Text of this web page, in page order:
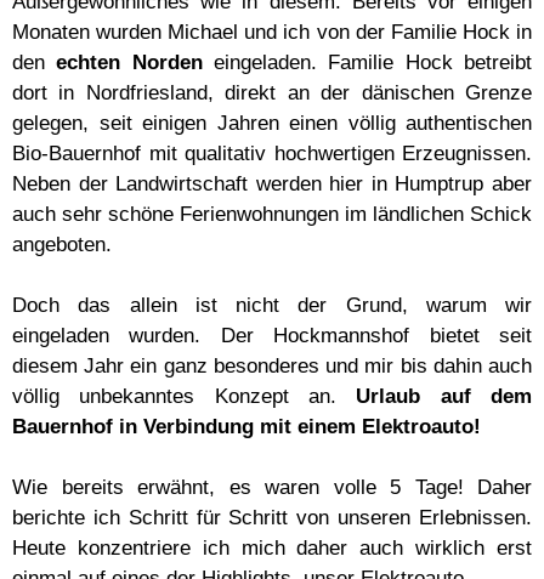
Monaten wurden Michael und ich von der Familie Hock in
denechten Nordeneingeladen. Familie Hock betreibt
dort in Nordfriesland, direkt an der dänischen Grenze
gelegen, seit einigen Jahren einen völlig authentischen
Bio-Bauernhof mit qualitativ hochwertigen Erzeugnissen.
Neben der Landwirtschaft werden hier in Humptrup aber
auch sehr schöne Ferienwohnungen im ländlichen Schick
angeboten.
Doch das allein ist nicht der Grund, warum wir
eingeladen wurden. Der Hockmannshof bietet seit
diesem Jahr ein ganz besonderes und mir bis dahin auch
völlig unbekanntes Konzept an. Urlaub auf dem
Bauernhof in Verbindung mit einem Elektroauto!
Wie bereits erwähnt, es waren volle 5 Tage! Daher
berichte ich Schritt für Schritt von unseren Erlebnissen.
Heute konzentriere ich mich daher auch wirklich erst